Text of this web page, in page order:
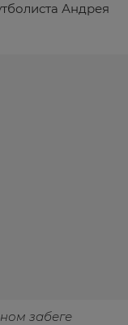
Андрея
забеге